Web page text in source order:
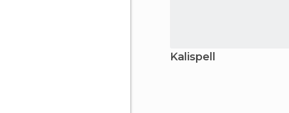
Kalispell